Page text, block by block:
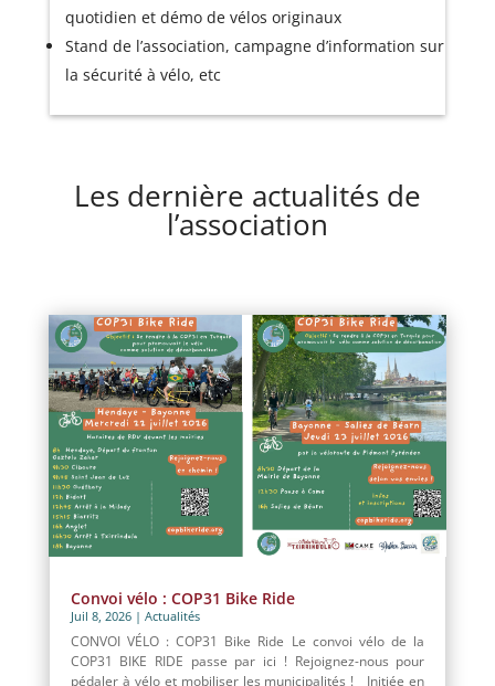
quotidien et démo de vélos originaux
Stand de l’association, campagne d’information sur
la sécurité à vélo, etc
Les dernière actualités de
l’association
Convoi vélo : COP31 Bike Ride
Juil 8, 2026| Actualités
CONVOI VÉLO : COP31 Bike Ride Le convoi vélo de la
COP31 BIKE RIDE passe par ici ! Rejoignez-nous pour
pédaler à vélo et mobiliser les municipalités ! Initiée en